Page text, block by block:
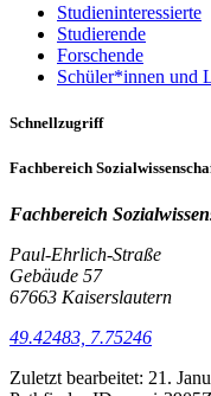
Studieninteressierte
Studierende
Forschende
Schüler*innen und
Schnellzugriff
Fachbereich
Fachbereich
Paul-Ehrlich-Straße
Gebäude 57
67663 Kaiserslautern
49.42483, 7.75246
Zuletzt bearbeitet: 21.